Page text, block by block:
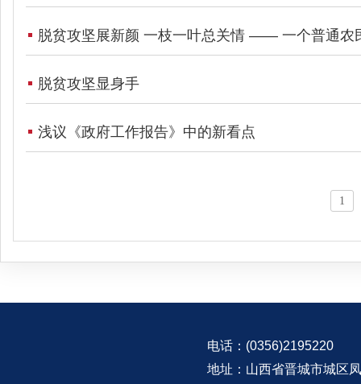
脱贫攻坚展新颜 一枝一叶总关情 —— 一个普通农
脱贫攻坚显身手
浅议《政府工作报告》中的新看点
1
电话：(0356)2195220
地址：山西省晋城市城区